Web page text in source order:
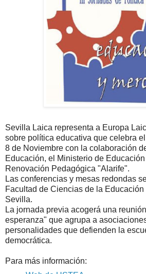
Sevilla Laica representa a Europa
sobre política educativa que celebra
8 de Noviembre con la colaboración
Educación, el Ministerio de
Renovación Pedagógica "Alarife".
Las conferencias y mesas redondas
Facultad de Ciencias de la
Sevilla.
La jornada previa acogerá una
esperanza" que agrupa a
personalidades que defienden la
democrática.
Para más información: